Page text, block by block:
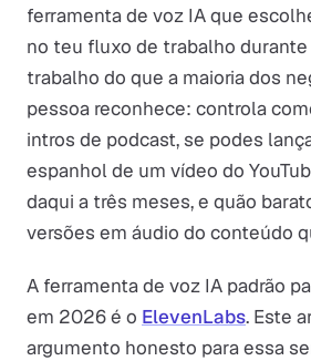
ferramenta de voz IA que
no teu fluxo de trabalho durante
trabalho do que a maioria dos
pessoa reconhece: controla
intros de podcast, se podes
espanhol de um vídeo do
daqui a três meses, e quão
versões em áudio do conteúdo
A ferramenta de voz IA padrão
em 2026 é o ElevenLabs. Este
argumento honesto para essa